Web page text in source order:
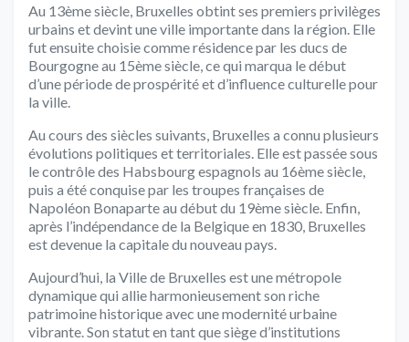
Au 13ème siècle, Bruxelles obtint ses premiers privilèges
urbains et devint une ville importante dans la région. Elle
fut ensuite choisie comme résidence par les ducs de
Bourgogne au 15ème siècle, ce qui marqua le début
d’une période de prospérité et d’influence culturelle pour
la ville.
Au cours des siècles suivants, Bruxelles a connu plusieurs
évolutions politiques et territoriales. Elle est passée sous
le contrôle des Habsbourg espagnols au 16ème siècle,
puis a été conquise par les troupes françaises de
Napoléon Bonaparte au début du 19ème siècle. Enfin,
après l’indépendance de la Belgique en 1830, Bruxelles
est devenue la capitale du nouveau pays.
Aujourd’hui, la Ville de Bruxelles est une métropole
dynamique qui allie harmonieusement son riche
patrimoine historique avec une modernité urbaine
vibrante. Son statut en tant que siège d’institutions